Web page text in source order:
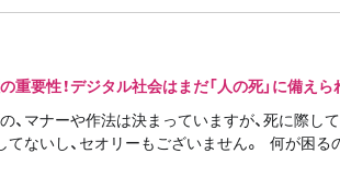
重要性！デジタル社会はまだ「人の死」に備え
、マナーや作法は決まっていますが、死に際し
てないし、セオリーもございません。 何が困